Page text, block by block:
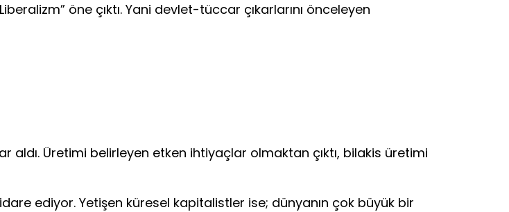
öne çıktı. Yani devlet-tüccar çıkarlarını önceleyen
Üretimi belirleyen etken ihtiyaçlar olmaktan çıktı, bilakis üretimi
ediyor. Yetişen küresel kapitalistler ise; dünyanın çok büyük bir